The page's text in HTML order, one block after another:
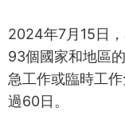
2024年7月15日
93個國家和地區
急工作或臨時工
過60日。